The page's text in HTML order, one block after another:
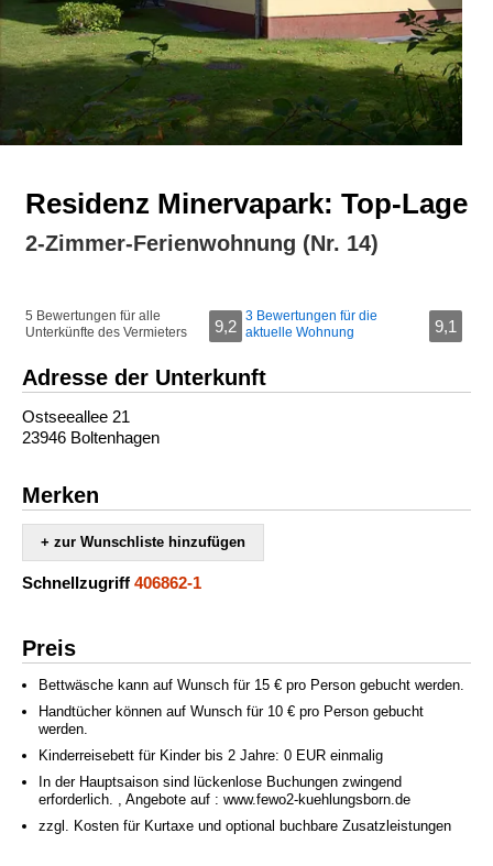
Residenz Minervapark: Top-Lage
2-Zimmer-Ferienwohnung (Nr. 14)
5 Bewertungen für alle
Unterkünfte des Vermieters
9,2
3 Bewertungen für die
aktuelle Wohnung
9,1
Adresse der Unterkunft
Ostseeallee 21
23946 Boltenhagen
Merken
+ zur Wunschliste hinzufügen
Schnellzugriff 406862-1
Preis
Bettwäsche kann auf Wunsch für 15 € pro Person gebucht werden.
Handtücher können auf Wunsch für 10 € pro Person gebucht
werden.
Kinderreisebett für Kinder bis 2 Jahre: 0 EUR einmalig
In der Hauptsaison sind lückenlose Buchungen zwingend
erforderlich. , Angebote auf : www.fewo2-kuehlungsborn.de
zzgl. Kosten für Kurtaxe und optional buchbare Zusatzleistungen